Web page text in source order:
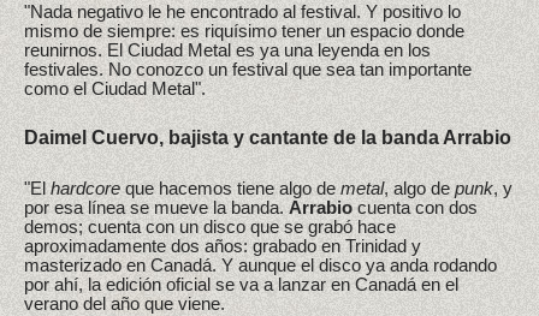
"Nada negativo le he encontrado al festival. Y positivo lo
mismo de siempre: es riquísimo tener un espacio donde
reunirnos. El Ciudad Metal es ya una leyenda en los
festivales. No conozco un festival que sea tan importante
como el Ciudad Metal".
Daimel Cuervo, bajista y cantante de la banda Arrabio
"Elhardcoreque hacemos tiene algo demetal, algo depunk, y
por esa línea se mueve la banda.Arrabiocuenta con dos
demos; cuenta con un disco que se grabó hace
aproximadamente dos años: grabado en Trinidad y
masterizado en Canadá. Y aunque el disco ya anda rodando
por ahí, la edición oficial se va a lanzar en Canadá en el
verano del año que viene.